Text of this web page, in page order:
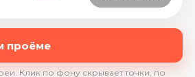
проёме
Клик по фону скрывает точки, по